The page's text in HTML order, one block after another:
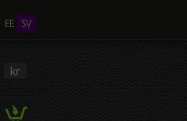
EE SV
kr